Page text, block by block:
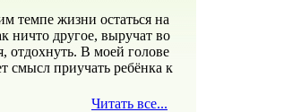
темпе жизни остаться на
ничто другое, выручат во
отдохнуть. В моей голове
смысл приучать ребёнка к
Читать все...